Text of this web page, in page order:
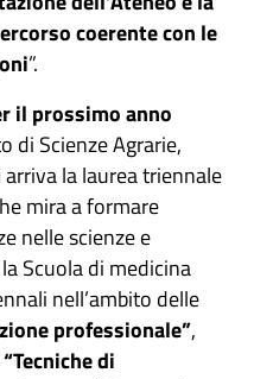
coerente con le
”.
il prossimo anno
di Scienze Agrarie,
la laurea triennale
mira a formare
nelle scienze e
Scuola di medicina
nell’ambito delle
professionale”,
“Tecniche di